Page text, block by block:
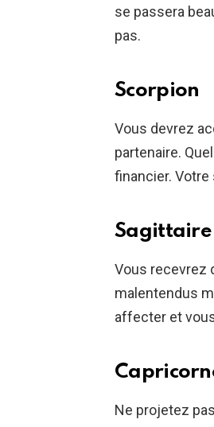
se passera
pas.
Scorpion
Vous devrez
partenaire.
financier.
Sagittaire
Vous recevrez
malentendus
affecter et
Ne projetez